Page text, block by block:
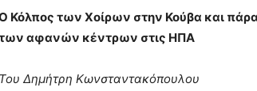
Κόλπος των Χοίρων στην Κούβα και
αφανών κέντρων στις ΗΠΑ
Του Δημήτρη Κωνσταντακόπουλου